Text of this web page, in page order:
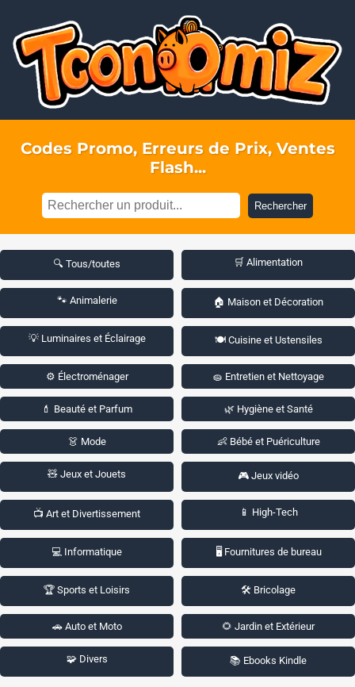
Codes Promo, Erreurs de Prix, Ventes
Flash...
Rechercher
🔍 Tous/toutes 🛒 Alimentation
🐾 Animalerie 🏠 Maison et Décoration
💡 Luminaires et Éclairage 🍽️ Cuisine et Ustensiles
⚙️ Électroménager 🧽 Entretien et Nettoyage
💄 Beauté et Parfum 🌿 Hygiène et Santé
👗 Mode 👶 Bébé et Puériculture
🧸 Jeux et Jouets 🎮 Jeux vidéo
📺 Art et Divertissement 📱 High-Tech
💻 Informatique 🖥️ Fournitures de bureau
🏆 Sports et Loisirs 🛠️ Bricolage
🚗 Auto et Moto 🌻 Jardin et Extérieur
🧩 Divers 📚 Ebooks Kindle